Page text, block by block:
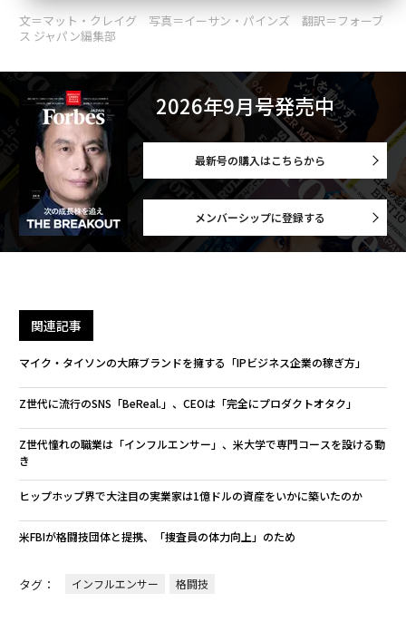
文＝マット・クレイグ 写真＝イーサン・パインズ 翻訳＝フォーブ
ス ジャパン編集部
2026年9月号発売中
最新号の購入はこちらから
メンバーシップに登録する
関連記事
マイク・タイソンの大麻ブランドを擁する「IPビジネス企業の稼ぎ方」
Z世代に流行のSNS「BeReal.」、CEOは「完全にプロダクトオタク」
Z世代憧れの職業は「インフルエンサー」、米大学で専門コースを設ける動
き
ヒップホップ界で大注目の実業家は1億ドルの資産をいかに築いたのか
米FBIが格闘技団体と提携、「捜査員の体力向上」のため
タグ： インフルエンサー 格闘技